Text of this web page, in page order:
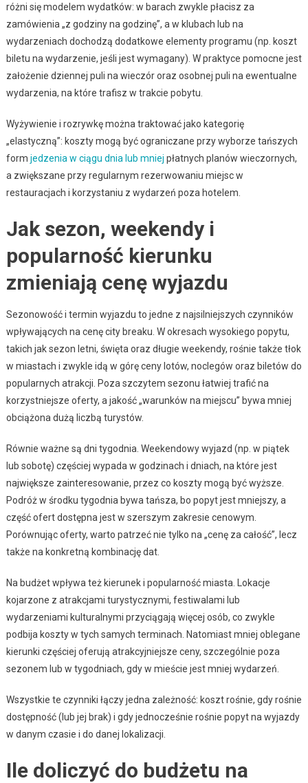
różni się modelem wydatków: w barach zwykle płacisz za
zamówienia „z godziny na godzinę”, a w klubach lub na
wydarzeniach dochodzą dodatkowe elementy programu (np. koszt
biletu na wydarzenie, jeśli jest wymagany). W praktyce pomocne jest
założenie dziennej puli na wieczór oraz osobnej puli na ewentualne
wydarzenia, na które trafisz w trakcie pobytu.
Wyżywienie i rozrywkę można traktować jako kategorię
„elastyczną”: koszty mogą być ograniczane przy wyborze tańszych
form jedzenia w ciągu dnia lub mniej płatnych planów wieczornych,
a zwiększane przy regularnym rezerwowaniu miejsc w
restauracjach i korzystaniu z wydarzeń poza hotelem.
Jak sezon, weekendy i
popularność kierunku
zmieniają cenę wyjazdu
Sezonowość i termin wyjazdu to jedne z najsilniejszych czynników
wpływających na cenę city breaku. W okresach wysokiego popytu,
takich jak sezon letni, święta oraz długie weekendy, rośnie także tłok
w miastach i zwykle idą w górę ceny lotów, noclegów oraz biletów do
popularnych atrakcji. Poza szczytem sezonu łatwiej trafić na
korzystniejsze oferty, a jakość „warunków na miejscu” bywa mniej
obciążona dużą liczbą turystów.
Równie ważne są dni tygodnia. Weekendowy wyjazd (np. w piątek
lub sobotę) częściej wypada w godzinach i dniach, na które jest
największe zainteresowanie, przez co koszty mogą być wyższe.
Podróż w środku tygodnia bywa tańsza, bo popyt jest mniejszy, a
część ofert dostępna jest w szerszym zakresie cenowym.
Porównując oferty, warto patrzeć nie tylko na „cenę za całość”, lecz
także na konkretną kombinację dat.
Na budżet wpływa też kierunek i popularność miasta. Lokacje
kojarzone z atrakcjami turystycznymi, festiwalami lub
wydarzeniami kulturalnymi przyciągają więcej osób, co zwykle
podbija koszty w tych samych terminach. Natomiast mniej oblegane
kierunki częściej oferują atrakcyjniejsze ceny, szczególnie poza
sezonem lub w tygodniach, gdy w mieście jest mniej wydarzeń.
Wszystkie te czynniki łączy jedna zależność: koszt rośnie, gdy rośnie
dostępność (lub jej brak) i gdy jednocześnie rośnie popyt na wyjazdy
w danym czasie i do danej lokalizacji.
Ile doliczyć do budżetu na